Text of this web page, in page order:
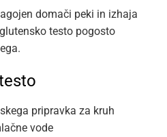
domači peki in izhaja
testo pogosto
pripravka za kruh
vode